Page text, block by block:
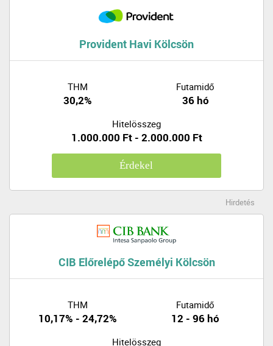
Provident Havi Kölcsön
THM
30,2%
Futamidő
36 hó
Hitelösszeg
1.000.000 Ft - 2.000.000 Ft
Érdekel
Hirdetés
CIB Előrelépő Személyi Kölcsön
THM
10,17% - 24,72%
Futamidő
12 - 96 hó
Hitelösszeg